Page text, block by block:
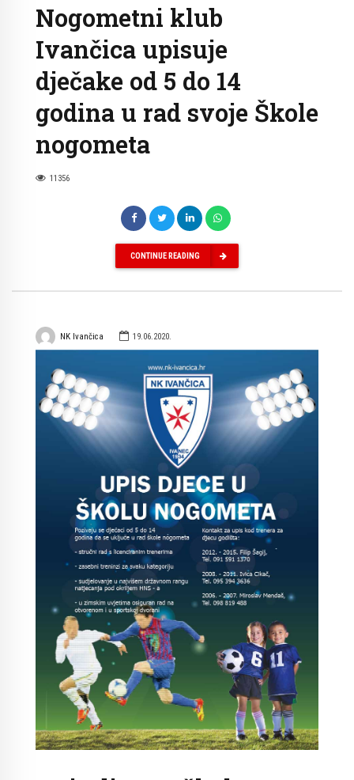
Nogometni klub
Ivančica upisuje
dječake od 5 do 14
godina u rad svoje Škole
nogometa
11356
CONTINUE READING
NK Ivančica 19.06.2020.